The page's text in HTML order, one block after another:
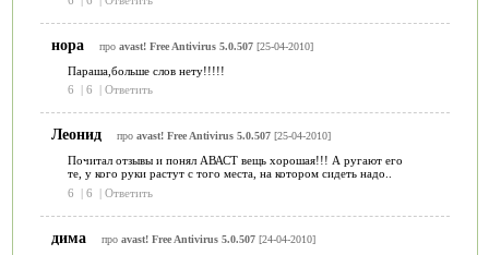
нора про avast! Free Antivirus 5.0.507[25-04-2010]
Параша,больше слов нету!!!!!
6
| 6 | Ответить
Леонид про avast! Free Antivirus 5.0.507[25-04-2010]
Почитал отзывы и понял АВАСТ вещь хорошая!!! А ругают его
те, у кого руки растут с того места, на котором сидеть надо..
6
| 6 | Ответить
дима про avast! Free Antivirus 5.0.507[24-04-2010]